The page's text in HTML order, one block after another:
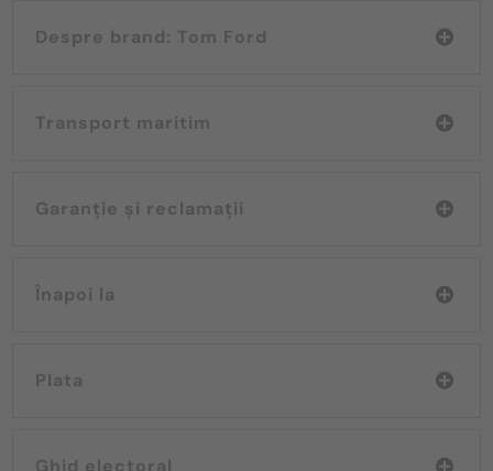
Despre brand: Tom Ford
Transport maritim
Garanție și reclamații
Înapoi la
Plata
Ghid electoral